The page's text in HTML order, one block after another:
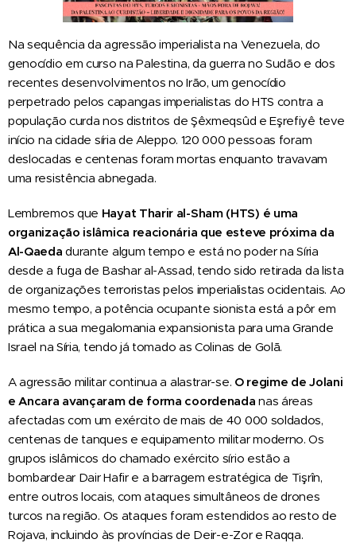
Na sequência da agressão imperialista na Venezuela, do
genocídio em curso na Palestina, da guerra no Sudão e dos
recentes desenvolvimentos no Irão, um genocídio
perpetrado pelos capangas imperialistas do HTS contra a
população curda nos distritos de Şêxmeqsûd e Eşrefiyê teve
início na cidade síria de Aleppo. 120 000 pessoas foram
deslocadas e centenas foram mortas enquanto travavam
uma resistência abnegada.
Lembremos que Hayat Tharir al-Sham (HTS) é uma
organização islâmica reacionária que esteve próxima da
Al-Qaedadurante algum tempo e está no poder na Síria
desde a fuga de Bashar al-Assad, tendo sido retirada da lista
de organizações terroristas pelos imperialistas ocidentais. Ao
mesmo tempo, a potência ocupante sionista está a pôr em
prática a sua megalomania expansionista para uma Grande
Israel na Síria, tendo já tomado as Colinas de Golã.
A agressão militar continua a alastrar-se. O regime de Jolani
e Ancara avançaram de forma coordenadanas áreas
afectadas com um exército de mais de 40 000 soldados,
centenas de tanques e equipamento militar moderno. Os
grupos islâmicos do chamado exército sírio estão a
bombardear Dair Hafir e a barragem estratégica de Tişrîn,
entre outros locais, com ataques simultâneos de drones
turcos na região. Os ataques foram estendidos ao resto de
Rojava, incluindo às províncias de Deir-e-Zor e Raqqa.